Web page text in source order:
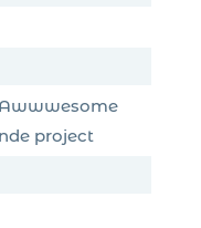
project